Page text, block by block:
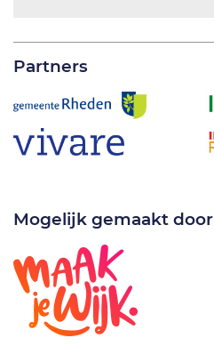
Partners
Mogelijk gemaakt door